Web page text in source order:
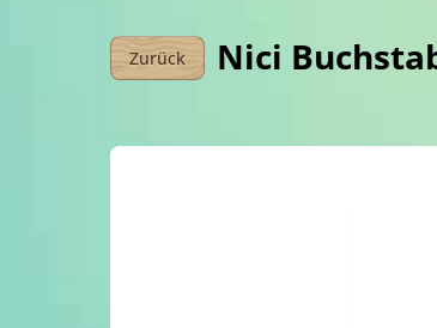
Zurück Nici